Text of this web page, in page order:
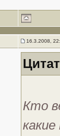
16.3.2008,
Кто